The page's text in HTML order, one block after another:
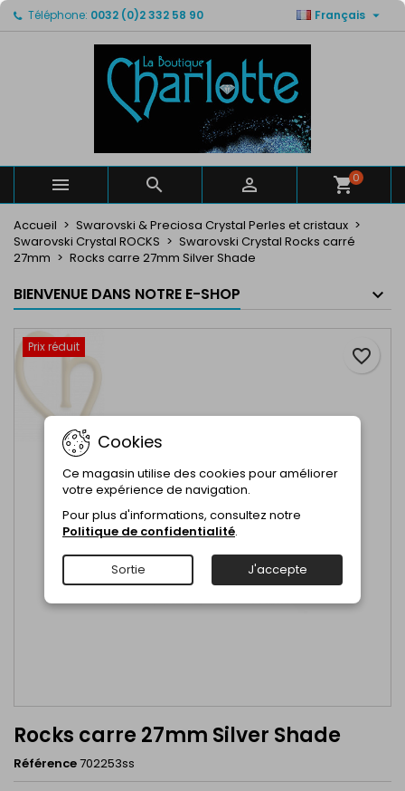
Téléphone: 0032 (0)2 332 58 90 Français 
   0
Accueil
Swarovski & Preciosa Crystal Perles et cristaux
Swarovski Crystal ROCKS
Swarovski Crystal Rocks carré
27mm
Rocks carre 27mm Silver Shade
BIENVENUE DANS NOTRE E-SHOP
Prix réduit
Rocks carre 27mm Silver Shade
Référence702253ss
favorite_border
Mes listes de favorits ×
Créer un liste
Créer une liste d'envies ×
Nom de la liste d'envies
Annuler Créer une liste d'envies
Connexion ×
Vous devez être connecté pour ajouter des produits
à votre liste d'envies.
Annuler Connexion
Cookies
Ce magasin utilise des cookies pour améliorer
votre expérience de navigation.
Pour plus d'informations, consultez notre
Politique de confidentialité.
Sortie J'accepte